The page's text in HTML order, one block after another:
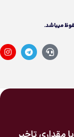
ميباشد.